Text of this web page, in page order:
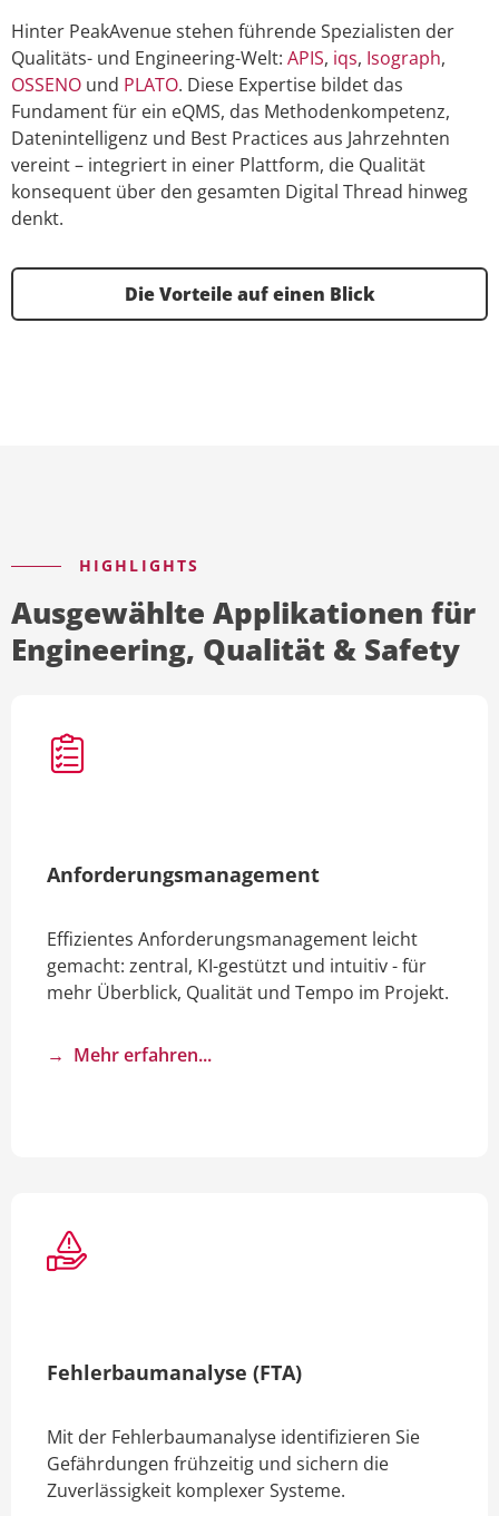
Hinter PeakAvenue stehen führende Spezialisten der
Qualitäts- und Engineering-Welt: APIS, iqs, Isograph,
OSSENO und PLATO. Diese Expertise bildet das
Fundament für ein eQMS, das Methodenkompetenz,
Datenintelligenz und Best Practices aus Jahrzehnten
vereint – integriert in einer Plattform, die Qualität
konsequent über den gesamten Digital Thread hinweg
denkt.
Die Vorteile auf einen Blick
HIGHLIGHTS
Ausgewählte Applikationen für
Engineering, Qualität & Safety
Anforderungs­management
Effizientes Anforderungsmanagement leicht
gemacht: zentral, KI-gestützt und intuitiv - für
mehr Überblick, Qualität und Tempo im Projekt.
→ Mehr erfahren...
Fehlerbaumanalyse (FTA)
Mit der Fehlerbaumanalyse identifizieren Sie
Gefährdungen frühzeitig und sichern die
Zuverlässigkeit komplexer Systeme.